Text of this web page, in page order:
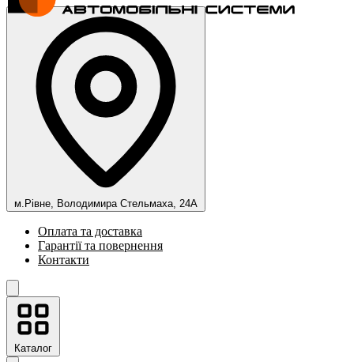
м.Рівне, Володимира Стельмаха, 24А
Оплата та доставка
Гарантії та повернення
Контакти
Каталог